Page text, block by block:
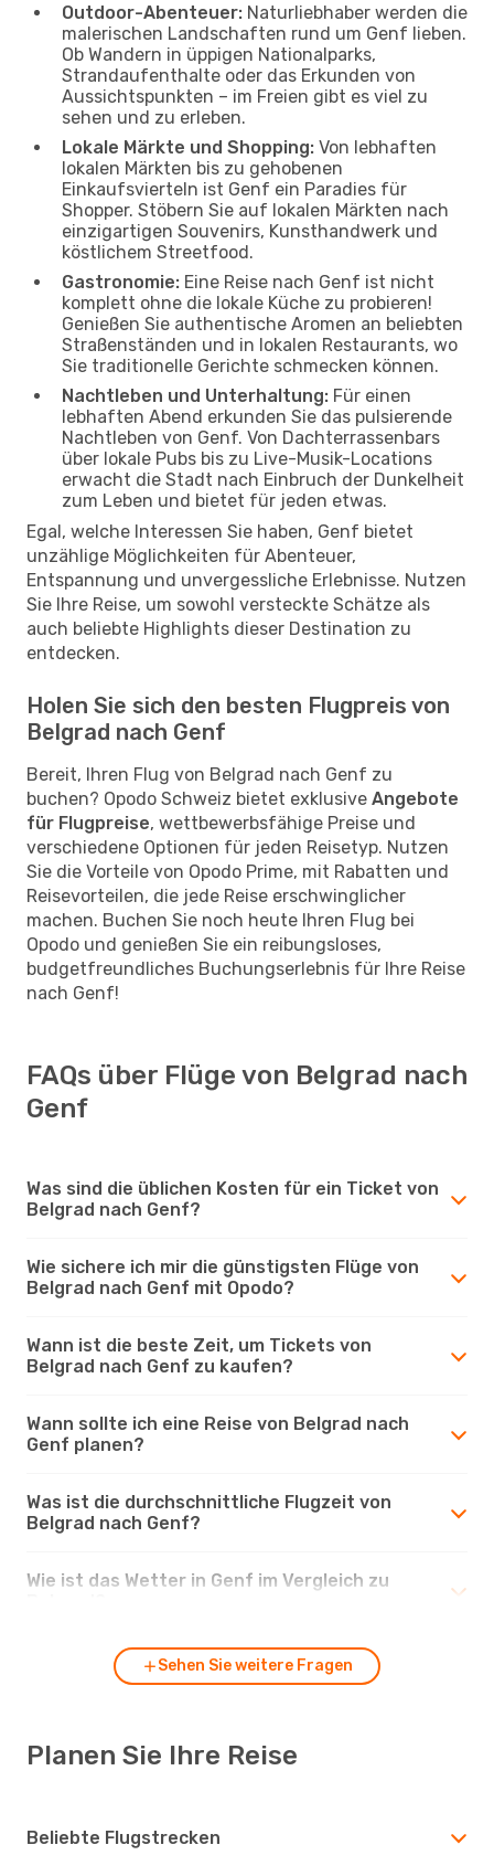
Outdoor-Abenteuer: Naturliebhaber werden die
malerischen Landschaften rund um Genf lieben.
Ob Wandern in üppigen Nationalparks,
Strandaufenthalte oder das Erkunden von
Aussichtspunkten – im Freien gibt es viel zu
sehen und zu erleben.
Lokale Märkte und Shopping: Von lebhaften
lokalen Märkten bis zu gehobenen
Einkaufsvierteln ist Genf ein Paradies für
Shopper. Stöbern Sie auf lokalen Märkten nach
einzigartigen Souvenirs, Kunsthandwerk und
köstlichem Streetfood.
Gastronomie: Eine Reise nach Genf ist nicht
komplett ohne die lokale Küche zu probieren!
Genießen Sie authentische Aromen an beliebten
Straßenständen und in lokalen Restaurants, wo
Sie traditionelle Gerichte schmecken können.
Nachtleben und Unterhaltung: Für einen
lebhaften Abend erkunden Sie das pulsierende
Nachtleben von Genf. Von Dachterrassenbars
über lokale Pubs bis zu Live-Musik-Locations
erwacht die Stadt nach Einbruch der Dunkelheit
zum Leben und bietet für jeden etwas.
Egal, welche Interessen Sie haben, Genf bietet
unzählige Möglichkeiten für Abenteuer,
Entspannung und unvergessliche Erlebnisse. Nutzen
Sie Ihre Reise, um sowohl versteckte Schätze als
auch beliebte Highlights dieser Destination zu
entdecken.
Holen Sie sich den besten Flugpreis von
Belgrad nach Genf
Bereit, Ihren Flug von Belgrad nach Genf zu
buchen? Opodo Schweiz bietet exklusive Angebote
für Flugpreise, wettbewerbsfähige Preise und
verschiedene Optionen für jeden Reisetyp. Nutzen
Sie die Vorteile von Opodo Prime, mit Rabatten und
Reisevorteilen, die jede Reise erschwinglicher
machen. Buchen Sie noch heute Ihren Flug bei
Opodo und genießen Sie ein reibungsloses,
budgetfreundliches Buchungserlebnis für Ihre Reise
nach Genf!
FAQs über Flüge von Belgrad nach
Genf
Was sind die üblichen Kosten für ein Ticket von
Belgrad nach Genf?
Wie sichere ich mir die günstigsten Flüge von
Belgrad nach Genf mit Opodo?
Wann ist die beste Zeit, um Tickets von
Belgrad nach Genf zu kaufen?
Wann sollte ich eine Reise von Belgrad nach
Genf planen?
Was ist die durchschnittliche Flugzeit von
Belgrad nach Genf?
Wie ist das Wetter in Genf im Vergleich zu
Sehen Sie weitere Fragen
Planen Sie Ihre Reise
Beliebte Flugstrecken